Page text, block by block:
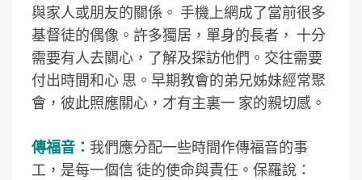
與家人或朋友的關係。 手機上網成了當前很多
基督徒的偶像。許多獨居，單身的長者， 十分
需要有人去關心，了解及探訪他們。交往需要
付出時間和心 思。早期教會的弟兄姊妹經常聚
會，彼此照應關心，才有主裏一 家的親切感。
傳福音： 我們應分配一些時間作傳福音的事
工，是每一個信 徒的使命與責任。保羅說：